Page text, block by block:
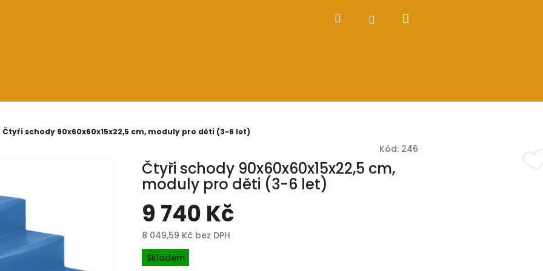
Hledat Přihlášení
Čtyři schody 90x60x60x15x22,5 cm, moduly pro děti (3-6 let)
Kód: 246
Čtyři schody 90x60x60x15x22,5 cm,
moduly pro děti (3-6 let)
9 740 Kč
8 049,59 Kč bez DPH
Měrná
cena:
Skladem